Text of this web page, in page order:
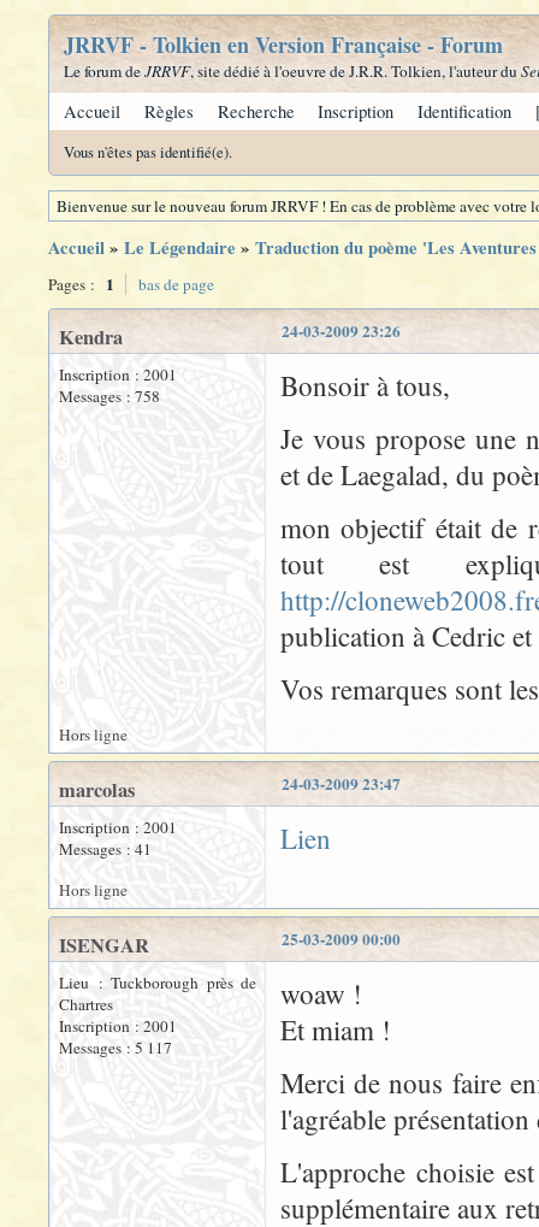
JRRVF - Tolkien en Version Française - Forum
Le forum deJRRVF, site dédié à l'oeuvre de J.R.R. Tolkien, l'auteur du
Accueil Règles Recherche Inscription Identification
Vous n'êtes pas identifié(e).
Bienvenue sur le nouveau forum JRRVF ! En cas de problème avec
Accueil» Le Légendaire » Traduction du poème 'Les
Pages : 1 bas de page
24-03-2009 23:26
Kendra
Inscription : 2001
Messages : 758
Bonsoir à tous,
Je vous propose une
et de Laegalad, du
mon objectif était de
tout est
http://
publication à Cedric
Vos remarques sont
Hors ligne
24-03-2009 23:47
marcolas
Inscription : 2001
Messages : 41
Lien
Hors ligne
25-03-2009 00:00
ISENGAR
Lieu : Tuckborough près de
Chartres
Inscription : 2001
Messages : 5 117
woaw !
Et miam !
Merci de nous faire
l'agréable
L'approche choisie
supplémentaire aux